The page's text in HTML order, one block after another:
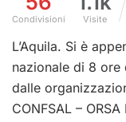
Condivisioni Visite
L’Aquila. Si è
nazionale di 8
dalle
CONFSAL –